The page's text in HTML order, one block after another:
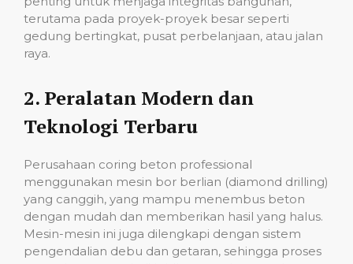
terutama pada proyek-proyek besar seperti
gedung bertingkat, pusat perbelanjaan, atau jalan
raya.
2. Peralatan Modern dan
Teknologi Terbaru
Perusahaan coring beton professional
menggunakan mesin bor berlian (diamond drilling)
yang canggih, yang mampu menembus beton
dengan mudah dan memberikan hasil yang halus.
Mesin-mesin ini juga dilengkapi dengan sistem
pengendalian debu dan getaran, sehingga proses